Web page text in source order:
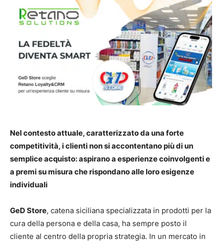
Nel contesto attuale, caratterizzato da una forte
competitività, i clienti non si accontentano più di un
semplice acquisto: aspirano a esperienze coinvolgenti e
a premi su misura che rispondano alle loro esigenze
individuali
GeD Store, catena siciliana specializzata in prodotti per la
cura della persona e della casa, ha sempre posto il
cliente al centro della propria strategia. In un mercato in